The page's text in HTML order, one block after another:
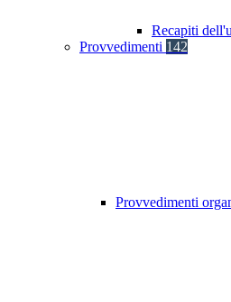
Recapiti
Provvedimenti 142
Provvedimenti